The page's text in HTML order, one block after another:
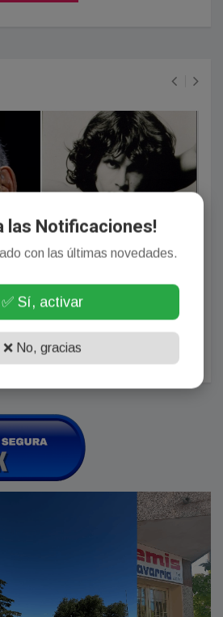
dijo que estudió con Jim
estuvo de novio con su
Rocky
las Notificaciones!
con las últimas novedades.
✅ Sí, activar
❌ No, gracias